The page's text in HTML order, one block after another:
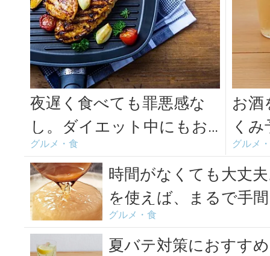
夜遅く食べても罪悪感な
し。ダイエット中にもお
すすめのヘルシーレシピ
＜3選＞
グルメ・食
お酒
く
ジン
ーン
グルメ
時間がなくても大丈
を使えば、まるで手
楽し...
グルメ・食
夏バテ対策におすす